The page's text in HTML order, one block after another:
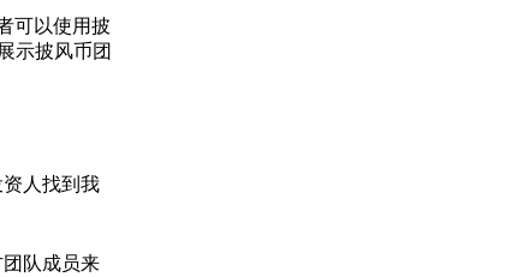
可以使用披
示披风币团
人找到我
队成员来